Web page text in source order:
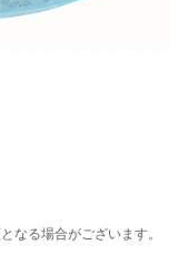
なる場合がございます。